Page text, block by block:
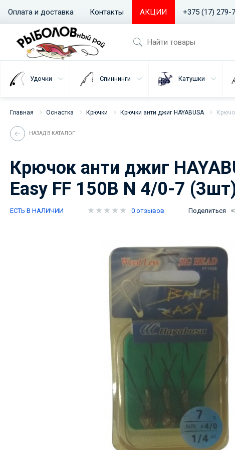
Оплата и доставка Контакты АКЦИИ +375 (17) 279-
Удочки Спиннинги Катушки
Главная Оснастка Крючки Крючки анти джиг HAYABUSA
НАЗАД В КАТАЛОГ
Крючок анти джиг
Easy FF 150B N 4/0-7
ЕСТЬ В НАЛИЧИИ 0 отзывов Поделиться